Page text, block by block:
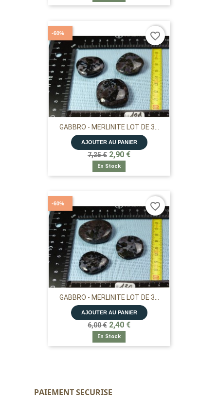
GABBRO - MERLINITE LOT DE 3...
AJOUTER AU PANIER
7,25 € 2,90 €
En Stock
-60% favorite_border
GABBRO - MERLINITE LOT DE 3...
AJOUTER AU PANIER
6,00 € 2,40 €
En Stock
-60% favorite_border
PAIEMENT SECURISE